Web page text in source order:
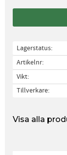
Lagerstatus
Artikelnr
Vikt
Tillverkare
Visa alla